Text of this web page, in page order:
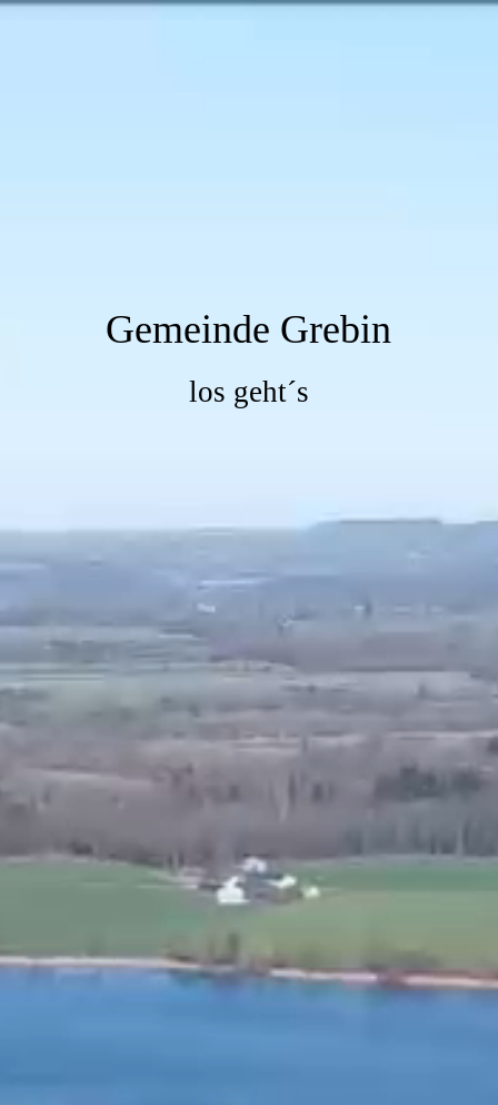
Gemeinde Grebin
los geht´s